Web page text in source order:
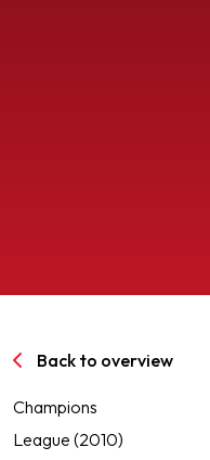
Back to overview
Champions
League (2010)